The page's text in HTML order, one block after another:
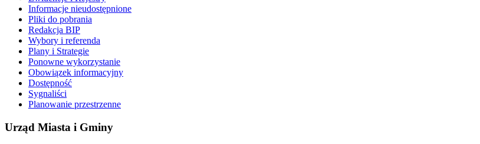
Informacje nieudostępnione
Pliki do pobrania
Redakcja BIP
Wybory i referenda
Plany i Strategie
Ponowne wykorzystanie
Obowiązek informacyjny
Dostępność
Sygnaliści
Planowanie przestrzenne
Urząd Miasta i Gminy